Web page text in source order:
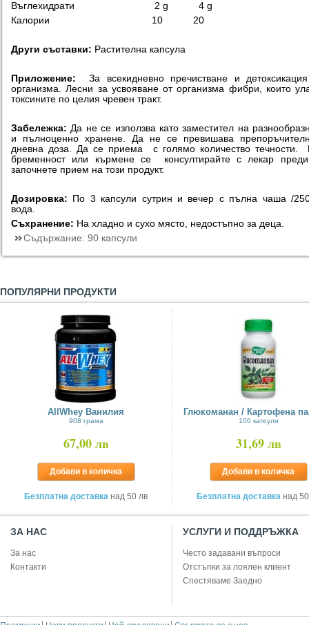
Въглехидрати 2 g 4 g
Калории 10 20
Други съставки: Растителна капсула
Приложение:
За всекидневно пречистване и
организма. Лесни за усвояване от организма фибри, които
токсините по целия чревен тракт.
Забележка:Да не се използва като заместител на
и пълноценно хранене. Да не се превишава
дневна доза. Да се приема с голямо количество течности.
бременност или кърмене се консултирайте с лекар
започнете прием на този продукт.
Дозировка:
По 3 капсули сутрин и вечер с пълна чаша /
вода.
Съхранение: На хладно и сухо място, недостъпно за деца.
Съдържание: 90 капсули
ПОПУЛЯРНИ ПРОДУКТИ
AllWhey Ванилия
908 грама
67,00 лв
Добави в количка
Безплатна доставка над 50 лв
Глюкоманан / Картофена
100 капсули
31,69 лв
Добави в количка
Безплатна доставка над
ЗА НАС
За нас
Контакти
УСЛУГИ И ПОДДРЪЖКА
Често задавани въпроси
Отстъпки за лоялен клиент
Спестяваме Заедно